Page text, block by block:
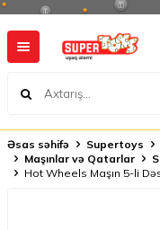
Əsas səhifə Supertoys
Maşınlar və Qatarlar
Hot Wheels Maşın 5-li